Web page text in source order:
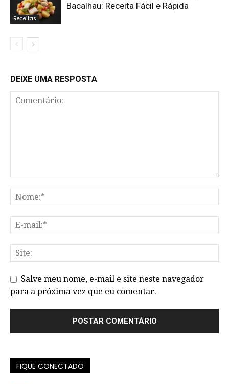
Receitas
Bacalhau: Receita Fácil e Rápida
DEIXE UMA RESPOSTA
Salve meu nome, e-mail e site neste navegador
para a próxima vez que eu comentar.
FIQUE CONECTADO